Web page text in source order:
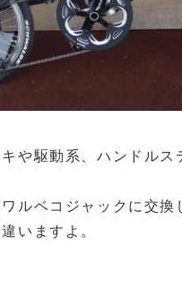
や駆動系、ハンドル
ルベコジャックに交
いますよ。